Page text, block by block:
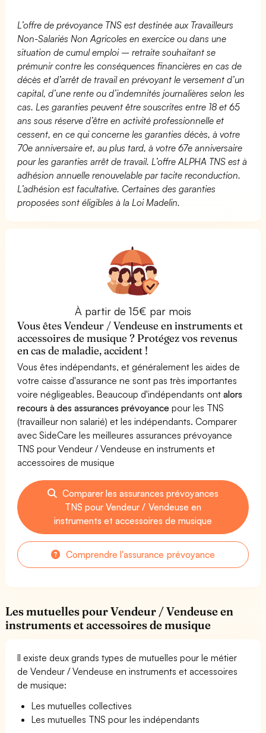
L’offre de prévoyance TNS est destinée aux Travailleurs
Non-Salariés Non Agricoles en exercice ou dans une
situation de cumul emploi – retraite souhaitant se
prémunir contre les conséquences financières en cas de
décès et d’arrêt de travail en prévoyant le versement d’un
capital, d’une rente ou d’indemnités journalières selon les
cas. Les garanties peuvent être souscrites entre 18 et 65
ans sous réserve d’être en activité professionnelle et
cessent, en ce qui concerne les garanties décès, à votre
70e anniversaire et, au plus tard, à votre 67e anniversaire
pour les garanties arrêt de travail. L’offre ALPHA TNS est à
adhésion annuelle renouvelable par tacite reconduction.
L’adhésion est facultative. Certaines des garanties
proposées sont éligibles à la Loi Madelin.
À partir de 15€ par mois
Vous êtes Vendeur / Vendeuse en instruments et
accessoires de musique ? Protégez vos revenus
en cas de maladie, accident !
Vous êtes indépendants, et généralement les aides de
votre caisse d'assurance ne sont pas très importantes
voire négligeables. Beaucoup d'indépendants ontalors
recours à des assurances prévoyance pour les TNS
(travailleur non salarié) et les indépendants. Comparer
avec SideCare les meilleures assurances prévoyance
TNS pour Vendeur / Vendeuse en instruments et
accessoires de musique
Comparer les assurances prévoyances
TNS pour Vendeur / Vendeuse en
instruments et accessoires de musique
Comprendre l'assurance prévoyance
Les mutuelles pour Vendeur / Vendeuse en
instruments et accessoires de musique
Il existe deux grands types de mutuelles pour le métier
de Vendeur / Vendeuse en instruments et accessoires
de musique:
Les mutuelles collectives
Les mutuelles TNS pour les indépendants